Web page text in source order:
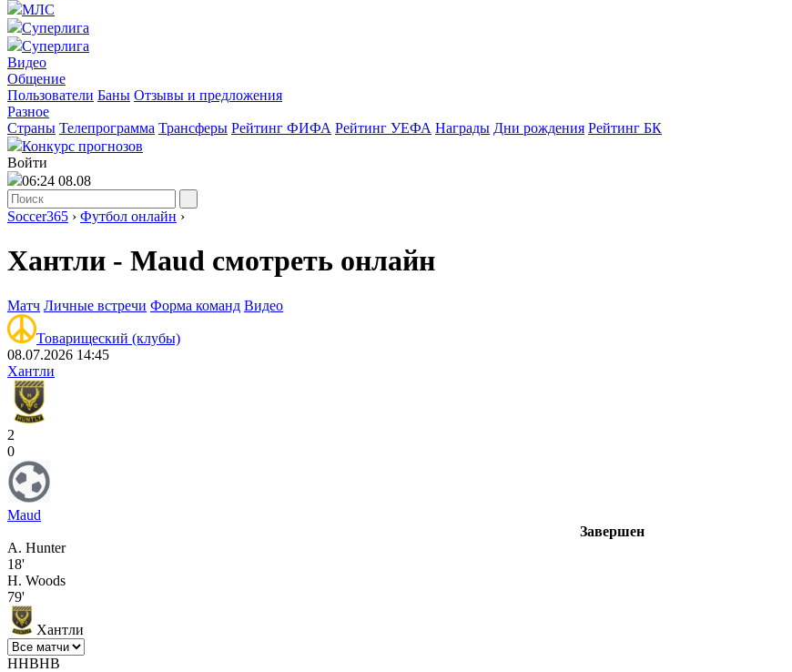
МЛС
Суперлига
Суперлига
Видео
Общение
Пользователи Баны Отзывы и предложения
Разное
Страны Телепрограмма Трансферы Рейтинг ФИФА Рейтинг УЕФА Награды Дни рождения Рейтинг БК
Конкурс прогнозов
Войти
06:24 08.08
Soccer365 › Футбол онлайн ›
Хантли - Maud смотреть онлайн
Матч Личные встречи Форма команд Видео
Товарищеский (клубы)
08.07.2026 14:45
Хантли
2
0
Maud
Завершен
A. Hunter
18'
H. Woods
79'
Хантли
ННВНВ